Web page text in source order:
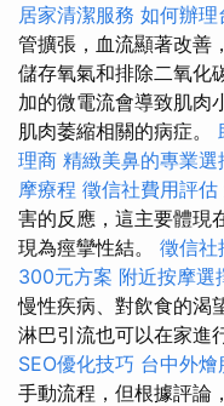
居家清潔服務 如何辦理
管擴張，血流顯著改善
儲存氧氣和排除二氧化
加的微電流會導致肌肉
肌肉萎縮相關的病症。
理商 精緻美鼻的專業選
摩療程 徵信社費用評估
害的反應，這主要體現
現為痙攣性結。 徵信社
300元方案 附近按摩選
慢性疾病、對飲食的渴
淋巴引流也可以在家進
SEO優化技巧 台中外燴
手動流程，但根據評論